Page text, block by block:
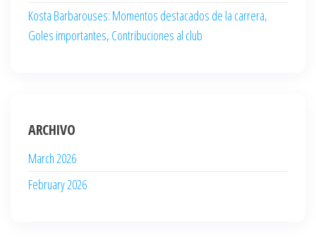
Kosta Barbarouses: Momentos destacados de la carrera,
Goles importantes, Contribuciones al club
ARCHIVO
March 2026
February 2026